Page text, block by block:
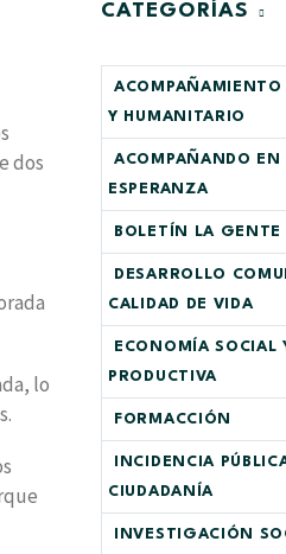
dos
lo
CATEGORÍAS
ACOMPAÑAMIENTO
Y HUMANITARIO
ACOMPAÑANDO EN
ESPERANZA
BOLETÍN LA GENTE
DESARROLLO
CALIDAD DE VIDA
ECONOMÍA SOCIAL
PRODUCTIVA
FORMACCIÓN
INCIDENCIA
CIUDADANÍA
INVESTIGACIÓN